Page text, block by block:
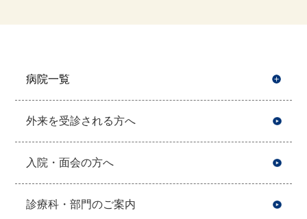
病院一覧
外来を受診される方へ
入院・面会の方へ
診療科・部門のご案内